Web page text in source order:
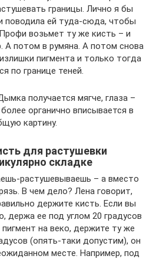
границы. Лично я бы
поводила ей туда-сюда, чтобы
возьмет ту же кисть – и
А потом в румяна. А потом снова
пигмента и только тогда
по границе теней.
получается мягче, глаза –
органично вписывается в
картину.
для растушевки
складке
растушевываешь – а вместо
В чем дело? Лена говорит,
держите кисть. Если вы
держа ее под углом 20 градусов
на веко, держите ту же
(опять-таки допустим), он
месте. Например, под